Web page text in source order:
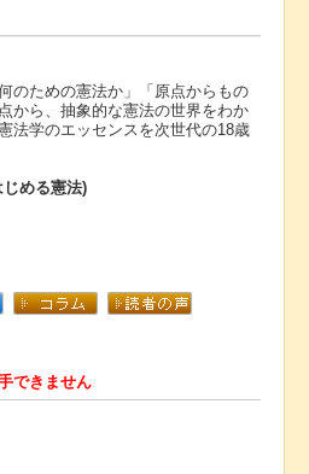
のための憲法か」「原点からもの
から、抽象的な憲法の世界をわか
法学のエッセンスを次世代の18歳
める憲法)
できません